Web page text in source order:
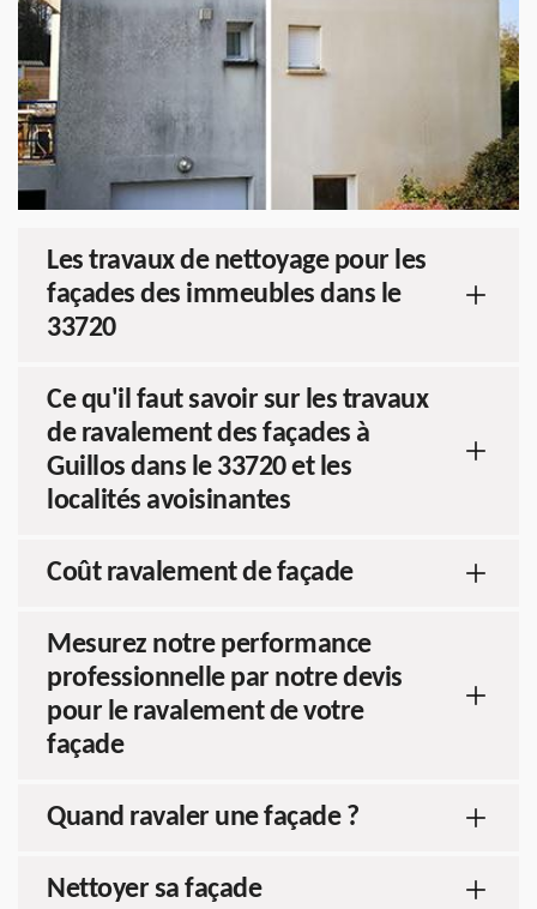
Les travaux de nettoyage pour les
façades des immeubles dans le
33720
Ce qu'il faut savoir sur les travaux
de ravalement des façades à
Guillos dans le 33720 et les
localités avoisinantes
Coût ravalement de façade
Mesurez notre performance
professionnelle par notre devis
pour le ravalement de votre
façade
Quand ravaler une façade ?
Nettoyer sa façade